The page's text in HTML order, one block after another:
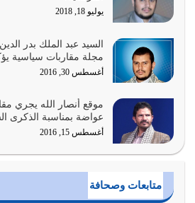
أغسطس 2, 2026
السبب الرئيسي لشقاء الأمة الابتعاد
لحدود الله بالإضافات للدين
أغسطس 1, 2026
أبرز أسباب الشقاء هو الإعراض عن
المتمثل في القرآن الكريم
يوليو 31, 2026
أولياء الشيطان كلما كانوا أكثر ولاءً
أكثر ضعفاً
يوليو 18, 2018
السيد عبد الملك بدر
مجلة مقاربات سياسية
أغسطس 30, 2016
موقع أنصار الله يجري
عواضة بمناسبة الذكرى
أغسطس 15, 2016
متابعات وصحافة